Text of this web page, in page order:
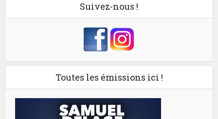
Suivez-nous !
Toutes les émissions ici !